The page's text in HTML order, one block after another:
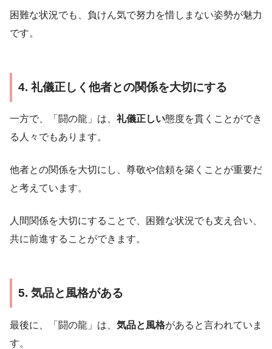
困難な状況でも、負けん気で努力を惜しまない姿勢が魅力
です。
4. 礼儀正しく他者との関係を大切にする
一方で、「闘の龍」は、 礼儀正しい態度を貫くことができ
る人々でもあります。
他者との関係を大切にし、尊敬や信頼を築くことが重要だ
と考えています。
人間関係を大切にすることで、困難な状況でも支え合い、
共に前進することができます。
5. 気品と風格がある
最後に、「闘の龍」は、 気品と風格があると言われていま
す。